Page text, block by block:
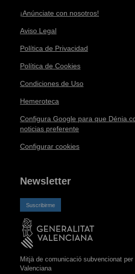
¡Anúnciate con nosotros!
Aviso Legal
Política de Privacidad
Política de Cookies
Condiciones de Uso
Hemeroteca
Configura Google para que
noticias preferente
Configurar cookies
Newsletter
Suscribirme
Mitjà de comunicació subvencionat
Valenciana